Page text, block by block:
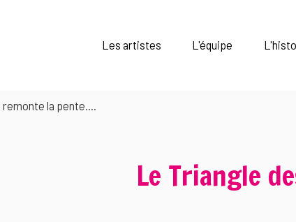
Les artistes L'équipe
remonte la pente....
Le Triangle